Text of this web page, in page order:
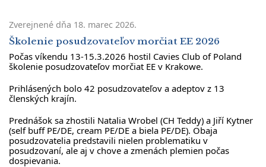
Zverejnené dňa 18. marec 2026.
Školenie posudzovateľov morčiat EE 2026
Počas víkendu 13-15.3.2026 hostil Cavies Club of Poland
školenie posudzovateľov morčiat EE v Krakowe.
Prihlásených bolo 42 posudzovateľov a adeptov z 13
členských krajín.
Prednášok sa zhostili Natalia Wrobel (CH Teddy) a Jiří Kytner
(self buff PE/DE, cream PE/DE a biela PE/DE). Obaja
posudzovatelia predstavili nielen problematiku v
posudzovaní, ale aj v chove a zmenách plemien počas
dospievania.